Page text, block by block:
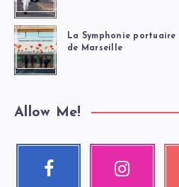
La Symphonie
de Marseille
Allow Me!
Facebook Instagram